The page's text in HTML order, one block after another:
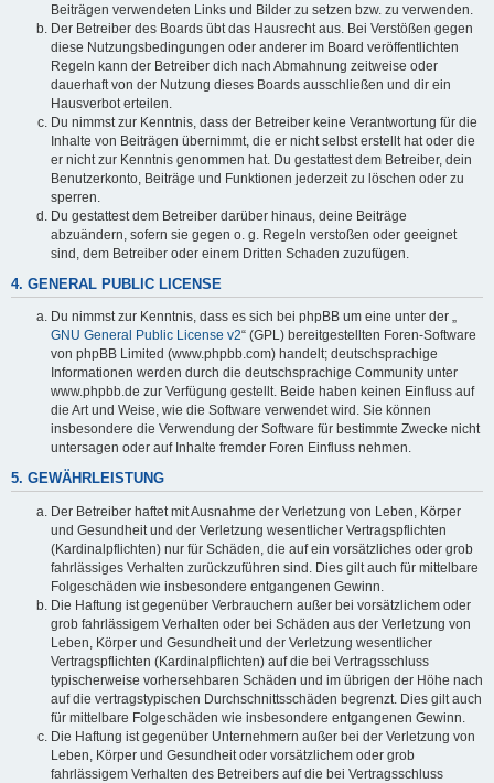
Beiträgen verwendeten Links und Bilder zu setzen bzw. zu verwenden.
Der Betreiber des Boards übt das Hausrecht aus. Bei Verstößen gegen
diese Nutzungsbedingungen oder anderer im Board veröffentlichten
Regeln kann der Betreiber dich nach Abmahnung zeitweise oder
dauerhaft von der Nutzung dieses Boards ausschließen und dir ein
Hausverbot erteilen.
Du nimmst zur Kenntnis, dass der Betreiber keine Verantwortung für die
Inhalte von Beiträgen übernimmt, die er nicht selbst erstellt hat oder die
er nicht zur Kenntnis genommen hat. Du gestattest dem Betreiber, dein
Benutzerkonto, Beiträge und Funktionen jederzeit zu löschen oder zu
sperren.
Du gestattest dem Betreiber darüber hinaus, deine Beiträge
abzuändern, sofern sie gegen o. g. Regeln verstoßen oder geeignet
sind, dem Betreiber oder einem Dritten Schaden zuzufügen.
4. GENERAL PUBLIC LICENSE
Du nimmst zur Kenntnis, dass es sich bei phpBB um eine unter der „
GNU General Public License v2“ (GPL) bereitgestellten Foren-Software
von phpBB Limited (www.phpbb.com) handelt; deutschsprachige
Informationen werden durch die deutschsprachige Community unter
www.phpbb.de zur Verfügung gestellt. Beide haben keinen Einfluss auf
die Art und Weise, wie die Software verwendet wird. Sie können
insbesondere die Verwendung der Software für bestimmte Zwecke nicht
untersagen oder auf Inhalte fremder Foren Einfluss nehmen.
5. GEWÄHRLEISTUNG
Der Betreiber haftet mit Ausnahme der Verletzung von Leben, Körper
und Gesundheit und der Verletzung wesentlicher Vertragspflichten
(Kardinalpflichten) nur für Schäden, die auf ein vorsätzliches oder grob
fahrlässiges Verhalten zurückzuführen sind. Dies gilt auch für mittelbare
Folgeschäden wie insbesondere entgangenen Gewinn.
Die Haftung ist gegenüber Verbrauchern außer bei vorsätzlichem oder
grob fahrlässigem Verhalten oder bei Schäden aus der Verletzung von
Leben, Körper und Gesundheit und der Verletzung wesentlicher
Vertragspflichten (Kardinalpflichten) auf die bei Vertragsschluss
typischerweise vorhersehbaren Schäden und im übrigen der Höhe nach
auf die vertragstypischen Durchschnittsschäden begrenzt. Dies gilt auch
für mittelbare Folgeschäden wie insbesondere entgangenen Gewinn.
Die Haftung ist gegenüber Unternehmern außer bei der Verletzung von
Leben, Körper und Gesundheit oder vorsätzlichem oder grob
fahrlässigem Verhalten des Betreibers auf die bei Vertragsschluss